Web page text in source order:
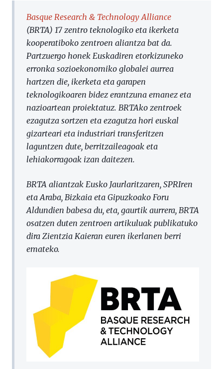
Basque Research & Technology Alliance
(BRTA) 17 zentro teknologiko eta ikerketa
kooperatiboko zentroen aliantza bat da.
Partzuergo honek Euskadiren etorkizuneko
erronka sozioekonomiko globalei aurrea
hartzen die, ikerketa eta garapen
teknologikoaren bidez erantzuna emanez eta
nazioartean proiektatuz. BRTAko zentroek
ezagutza sortzen eta ezagutza hori euskal
gizarteari eta industriari transferitzen
laguntzen dute, berritzaileagoak eta
lehiakorragoak izan daitezen.
BRTA aliantzak Eusko Jaurlaritzaren, SPRIren
eta Araba, Bizkaia eta Gipuzkoako Foru
Aldundien babesa du, eta, gaurtik aurrera, BRTA
osatzen duten zentroen artikuluak publikatuko
dira Zientzia Kaieran euren ikerlanen berri
emateko.